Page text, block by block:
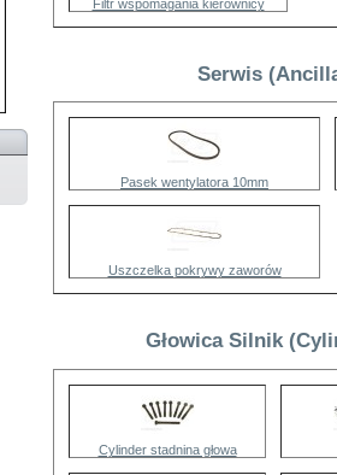
Filtr wspomagania kierownicy
Serwis
Pasek wentylatora 10mm
Uszczelka pokrywy zaworów
Głowica Silnik
Cylinder stadnina głowa